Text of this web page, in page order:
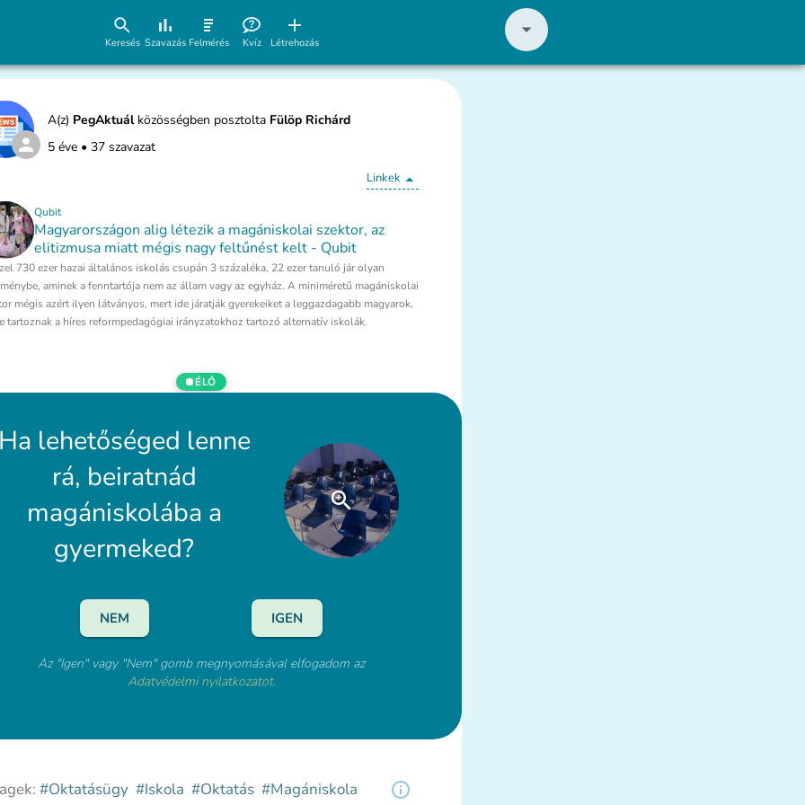
Keresés Szavazás Felmérés Kvíz Létrehozás
A(z) PegAktuálközösségben posztolta Fülöp Richárd
5 éve • 37 szavazat
Linkek
Qubit
Magyarországon alig létezik a magániskolai szektor, az
elitizmusa miatt mégis nagy feltűnést kelt - Qubit
730 ezer hazai általános iskolás csupán 3 százaléka, 22 ezer tanuló jár olyan
aminek a fenntartója nem az állam vagy az egyház. A miniméretű magániskolai
mégis azért ilyen látványos, mert ide járatják gyerekeiket a leggazdagabb magyarok,
tartoznak a híres reformpedagógiai irányzatokhoz tartozó alternatív iskolák.
ÉLŐ
lehetőséged lenne
rá, beiratnád
magániskolába a
gyermeked?
NEM IGEN
Az "Igen" vagy "Nem" gomb megnyomásával elfogadom az
Adatvédelmi nyilatkozatot.
#Oktatásügy #Iskola #Oktatás #Magániskola